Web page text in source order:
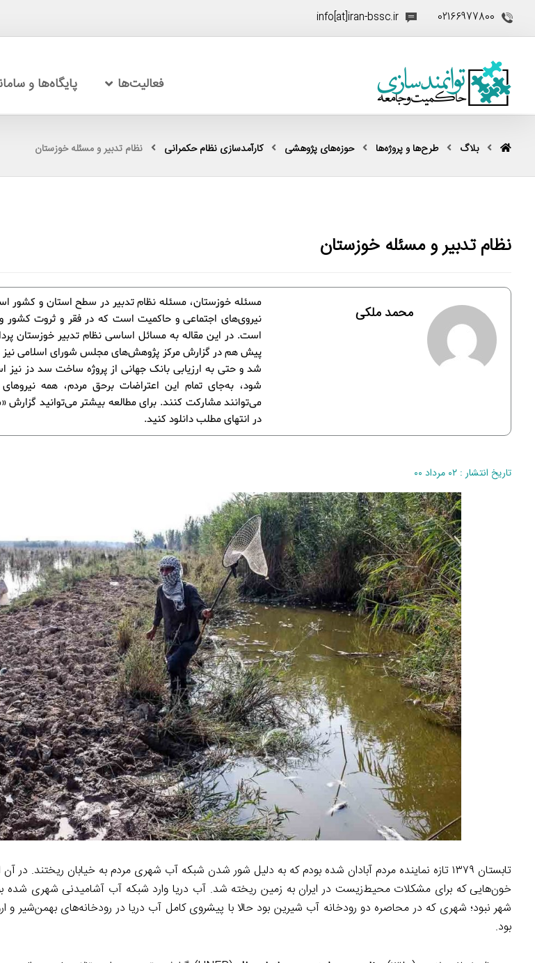
02166977800
info[at]iran-bssc.ir
فعالیت‌ها پایگاه‌ها و
بلاگ طرح‌ها و پروژه‌ها حوزه‌های پژوهشی کارآمدسازی نظام حکمرانی نظام تدبیر و مسئله خوزستان
نظام تدبیر و مسئله خوزستان
مسئله خوزستان، مسئله نظام تدبیر در سطح استان و کشور
نیروی‌های اجتماعی و حاکمیت است که در فقر و ثروت کشور
پیش هم در گزارش مرکز پژوهش‌های مجلس شورای اسلامی نیز
شد و حتی به ارزیابی بانک جهانی از پروژه ساخت سد دز نیز
شود، به‌جای تمام این اعتراضات برحق مردم، همه
می‌توانند مشارکت کنند. برای مطالعه بیشتر می‌توانید گزارش
در انتهای مطلب دانلود کنید.
محمد ملکی
تاریخ انتشار : ۰۲ مرداد ۰۰
تابستان ۱۳۷۹ تازه نماینده مردم آبادان شده بودم که به دلیل شور شدن شبکه آب شهری مردم به خیابان ریختند.
خون‌هایی که برای مشکلات محیط‌زیست در ایران به زمین ریخته شد. آب دریا وارد شبکه آب آشامیدنی شهری شده
شهر نبود؛ شهری که در محاصره دو رودخانه آب شیرین بود حالا با پیشروی کامل آب دریا در رودخانه‌های بهمن‌شیر و
بود.